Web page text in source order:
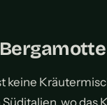
keine
wo das